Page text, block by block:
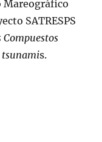
Mareográfico
SATRESPS
Compuestos
tsunamis.
internacional en el